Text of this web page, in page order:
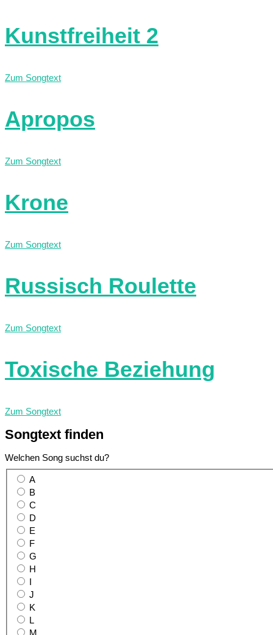
Kunstfreiheit 2
Zum Songtext
Apropos
Zum Songtext
Krone
Zum Songtext
Russisch Roulette
Zum Songtext
Toxische Beziehung
Zum Songtext
Songtext finden
Welchen Song suchst du?
A
B
C
D
E
F
G
H
J
K
L